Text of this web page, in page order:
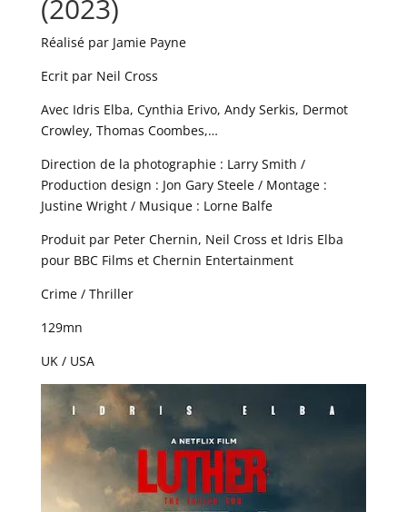
(2023)
Réalisé par Jamie Payne
Ecrit par Neil Cross
Avec Idris Elba, Cynthia Erivo, Andy Serkis, Dermot
Crowley, Thomas Coombes,…
Direction de la photographie : Larry Smith /
Production design : Jon Gary Steele / Montage :
Justine Wright / Musique : Lorne Balfe
Produit par Peter Chernin, Neil Cross et Idris Elba
pour BBC Films et Chernin Entertainment
Crime / Thriller
129mn
UK / USA